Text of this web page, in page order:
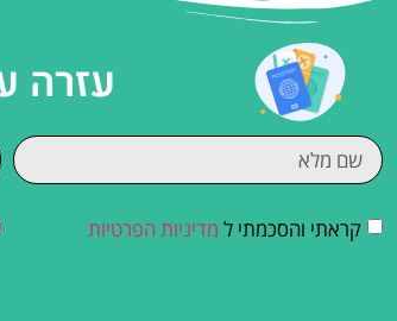
עזרה
קראתי והסכמתי ל מדיניות הפרטיות